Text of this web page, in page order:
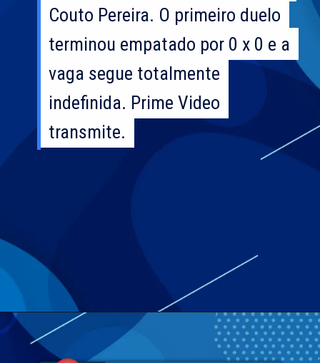
Couto Pereira. O primeiro duelo
terminou empatado por 0 x 0 e a
vaga segue totalmente
indefinida. Prime Video
transmite.
Couto Pereira. O primeiro duelo
terminou empatado por 0 x 0 e a
vaga segue totalmente
indefinida. Prime Video
transmite.